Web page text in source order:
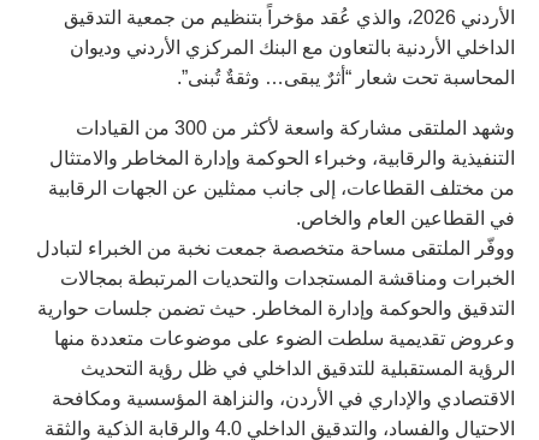
الأردني 2026، والذي عُقد مؤخراً بتنظيم من جمعية التدقيق
الداخلي الأردنية بالتعاون مع البنك المركزي الأردني وديوان
المحاسبة تحت شعار “أثرٌ يبقى… وثقةٌ تُبنى”.
وشهد الملتقى مشاركة واسعة لأكثر من 300 من القيادات
التنفيذية والرقابية، وخبراء الحوكمة وإدارة المخاطر والامتثال
من مختلف القطاعات، إلى جانب ممثلين عن الجهات الرقابية
في القطاعين العام والخاص.
ووفّر الملتقى مساحة متخصصة جمعت نخبة من الخبراء لتبادل
الخبرات ومناقشة المستجدات والتحديات المرتبطة بمجالات
التدقيق والحوكمة وإدارة المخاطر. حيث تضمن جلسات حوارية
وعروض تقديمية سلطت الضوء على موضوعات متعددة منها
الرؤية المستقبلية للتدقيق الداخلي في ظل رؤية التحديث
الاقتصادي والإداري في الأردن، والنزاهة المؤسسية ومكافحة
الاحتيال والفساد، والتدقيق الداخلي 4.0 والرقابة الذكية والثقة